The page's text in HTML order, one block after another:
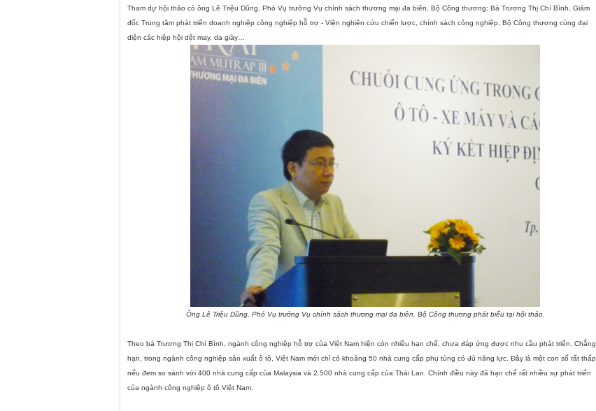
Tham dự hội thảo có ông Lê Triệu Dũng, Phó Vụ trưởng Vụ chính sách thương mại đa biên, Bộ Công thương; Bà Trương Thị Chí Bình, Giám
đốc Trung tâm phát triển doanh nghiệp công nghiệp hỗ trợ - Viện nghiên cứu chiến lược, chính sách công nghiệp, Bộ Công thương cùng đại
diện các hiệp hội dệt may, da giày…
Ông Lê Triệu Dũng, Phó Vụ trưởng Vụ chính sách thương mại đa biên, Bộ Công thương phát biểu tại hội thảo.
Theo bà Trương Thị Chí Bình, ngành công nghiệp hỗ trợ của Việt Nam hiện còn nhiều hạn chế, chưa đáp ứng được nhu cầu phát triển. Chẳng
hạn, trong ngành công nghiệp sản xuất ô tô, Việt Nam mới chỉ có khoảng 50 nhà cung cấp phụ tùng có đủ năng lực. Đây là một con số rất thấp
nếu đem so sánh với 400 nhà cung cấp của Malaysia và 2.500 nhà cung cấp của Thái Lan. Chính điều này đã hạn chế rất nhiều sự phát triển
của ngành công nghiệp ô tô Việt Nam